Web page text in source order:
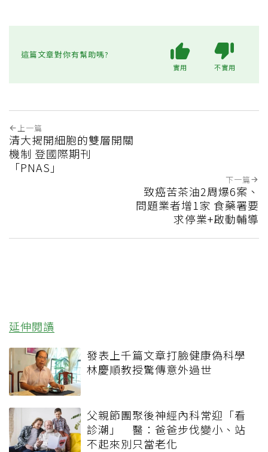
這篇文章對你有幫助嗎?
實用 不實用
上一篇
清大揭開細胞的雙層開關
機制 登國際期刊
「PNAS」
下一篇
致癌苦茶油2周爆6案、
問題業者增1家 食藥署要
求停業+啟動輔導
延伸閱讀
發表上千篇文章打臉健康偽科學
林慶順教授驚傳意外過世
父親節團聚後神經內科常迎「看
診潮」 醫：爸爸步伐變小、站
不起來別只當老化